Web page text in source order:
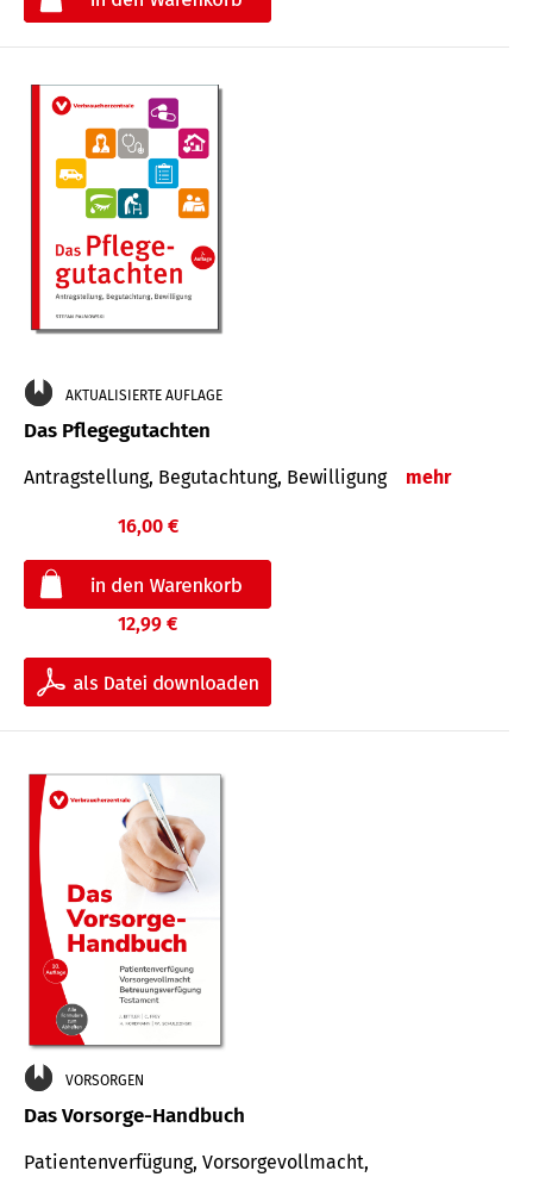
AKTUALISIERTE AUFLAGE
Das Pflegegutachten
Antragstellung, Begutachtung, Bewilligung mehr
16,00 €
12,99 €
VORSORGEN
Das Vorsorge-Handbuch
Patientenverfügung, Vorsorgevollmacht,